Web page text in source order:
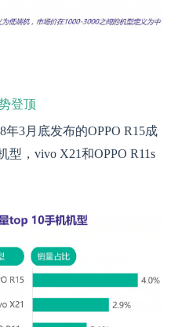
登顶
年3月底发布的OPPO R15成
型，vivo X21和OPPO R11s